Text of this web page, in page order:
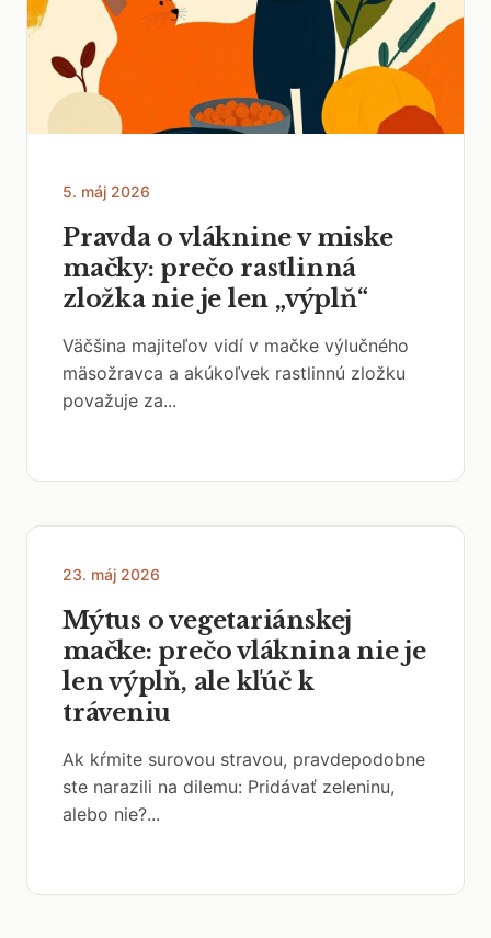
5. máj 2026
Pravda o vláknine v miske
mačky: prečo rastlinná
zložka nie je len „výplň“
Väčšina majiteľov vidí v mačke výlučného
mäsožravca a akúkoľvek rastlinnú zložku
považuje za...
23. máj 2026
Mýtus o vegetariánskej
mačke: prečo vláknina nie je
len výplň, ale kľúč k
tráveniu
Ak kŕmite surovou stravou, pravdepodobne
ste narazili na dilemu: Pridávať zeleninu,
alebo nie?...